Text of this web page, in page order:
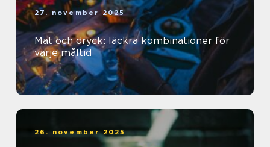
27. november 2025
Mat och dryck: läckra kombinationer för
varje måltid
26. november 2025